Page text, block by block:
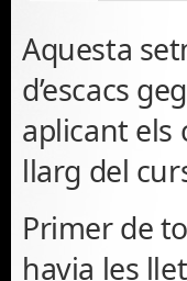
Aquesta
d’escacs
aplicant els
llarg del
Primer de
havia les